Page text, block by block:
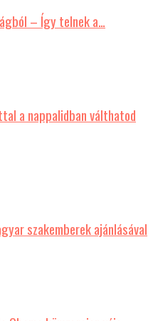
– Így telnek a…
a nappalidban válthatod
szakemberek ajánlásával